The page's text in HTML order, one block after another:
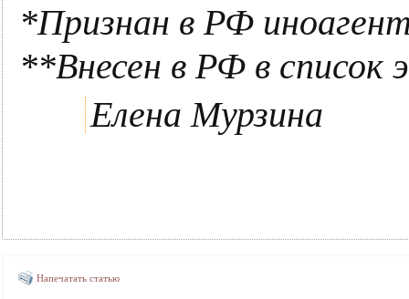
*Признан в РФ
**Внесен в РФ в список
Елена Мурзина
Напечатать статью